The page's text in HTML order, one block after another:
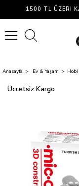
1500 TL ÜZERI
Anasayfa Ev & Yaşam
Ücretsiz Kargo